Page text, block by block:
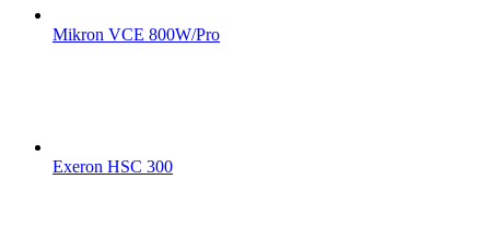
Mikron VCE 800W/Pro
Exeron HSC 300